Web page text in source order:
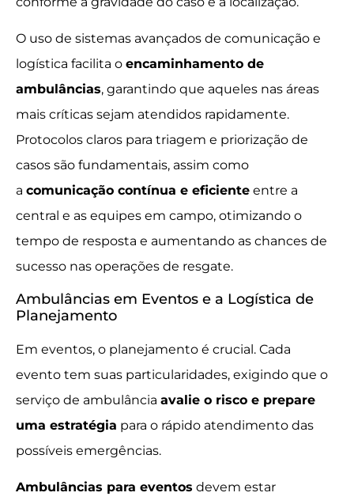
O uso de sistemas avançados de comunicação e
logística facilita o encaminhamento de
ambulâncias, garantindo que aqueles nas áreas
mais críticas sejam atendidos rapidamente.
Protocolos claros para triagem e priorização de
casos são fundamentais, assim como
a comunicação contínua e eficiente entre a
central e as equipes em campo, otimizando o
tempo de resposta e aumentando as chances de
sucesso nas operações de resgate.
Ambulâncias em Eventos e a Logística de
Planejamento
Em eventos, o planejamento é crucial. Cada
evento tem suas particularidades, exigindo que o
serviço de ambulância avalie o risco e prepare
uma estratégia para o rápido atendimento das
possíveis emergências.
Ambulâncias para eventos devem estar